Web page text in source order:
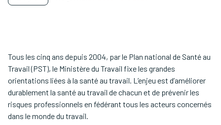
Tous les cinq ans depuis 2004, par le Plan national de Santé au
Travail (PST), le Ministère du Travail fixe les grandes
orientations liées à la santé au travail. L’enjeu est d’améliorer
durablement la santé au travail de chacun et de prévenir les
risques professionnels en fédérant tous les acteurs concernés
dans le monde du travail.